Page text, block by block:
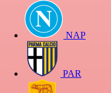
NAP
PAR